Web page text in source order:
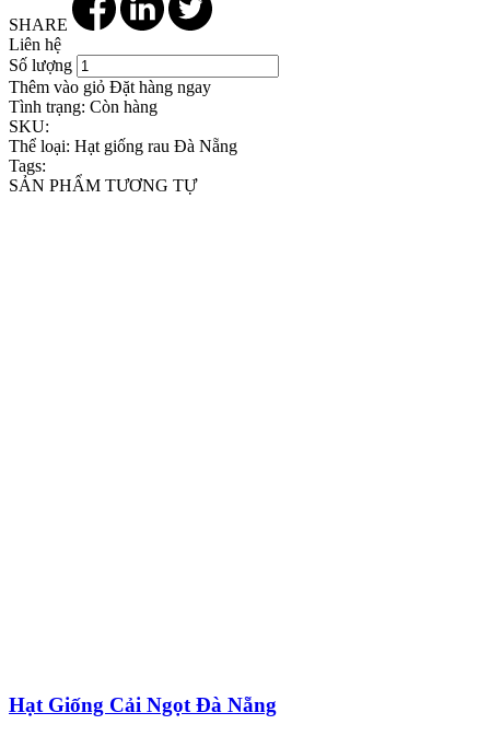
SHARE
Liên hệ
Số lượng
Thêm vào giỏ Đặt hàng ngay
Tình trạng: Còn hàng
SKU:
Thể loại: Hạt giống rau Đà Nẵng
Tags:
SẢN PHẨM TƯƠNG TỰ
Hạt Giống Cải Ngọt Đà Nẵng